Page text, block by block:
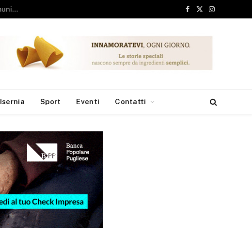
Guardia di Finanza, arrivano sei neo finanzieri al Reparto Aeronavale di Termoli
Facebook
X
Instagram
Isernia Sport Eventi Contatti